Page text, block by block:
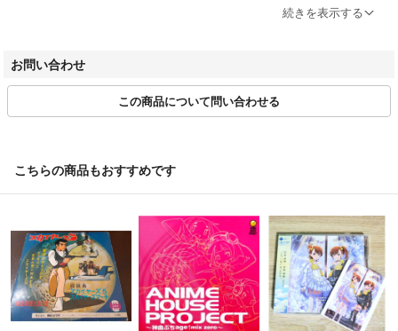
試聴可能です。
される場合は、商品の到着後1週間以内にご連絡ください。商品の返送を
面のこすれ傷、プレス起因のノイズ盤は返品の対象外です。
【コンディション表記】
・本店サイトとは価格、送料が違います
・本店サイト、その他支店のオーダーも含め、同梱発送はいたしかねま
・中古品であることをご理解ください
金曜・祝前日9時以降のご連絡またはご注文は、返答または発送が週明
け・祝日明けの対応となります。
・日本郵便(ゆうパック/ゆうメール)によるお届けになります。
・お客様のご都合による商品の返品は一切承っておりません。
記載内容と実際の商品に相違がある場合、また不具合などで返品をご希
続きを表示する
お問い合わせ
この商品について問い合わせる
こちらの商品もおすすめです